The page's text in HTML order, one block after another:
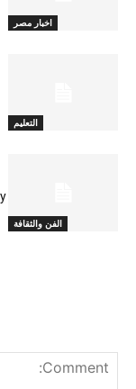
اخبار مصر
التعليم
الفن والثقافة